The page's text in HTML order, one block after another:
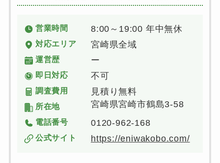
営業時間 8:00～19:00 年中無休
対応エリア 宮崎県全域
運営歴 ー
即日対応 不可
調査費用 見積り無料
所在地 宮崎県宮崎市鶴島3-58
電話番号 0120-962-168
公式サイト https://eniwakobo.com/